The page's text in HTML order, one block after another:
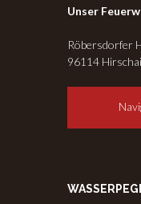
Unser
Röbersdorfer
96114